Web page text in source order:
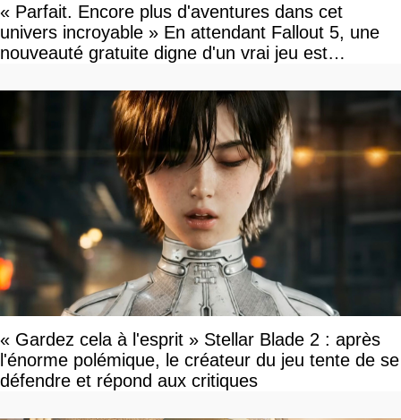
« Parfait. Encore plus d'aventures dans cet
univers incroyable » En attendant Fallout 5, une
nouveauté gratuite digne d'un vrai jeu est
« Gardez cela à l'esprit » Stellar Blade 2 : après
l'énorme polémique, le créateur du jeu tente de se
défendre et répond aux critiques